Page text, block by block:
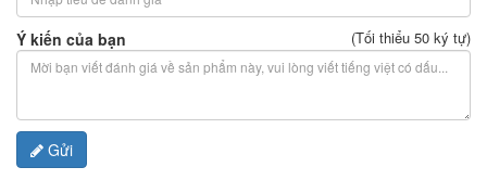
Ý kiến của bạn (Tối thiểu 50 ký tự)
Gửi